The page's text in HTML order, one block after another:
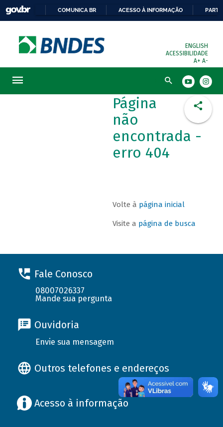
COMUNICA BR ACESSO À INFORMAÇÃO
ENGLISH
ACESSIBILIDADE
A+ A-
Busca
Página
não
encontrada -
erro 404
Volte à página inicial
Visite a página de busca
Fale Conosco
08007026337
Mande sua pergunta
Ouvidoria
Envie sua mensagem
Outros telefones e endereços
Acesso à informação